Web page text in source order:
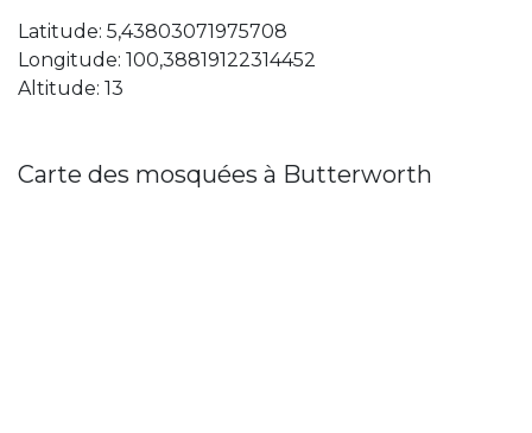
Latitude: 5,43803071975708
Longitude: 100,38819122314452
Altitude: 13
Carte des mosquées à Butterworth